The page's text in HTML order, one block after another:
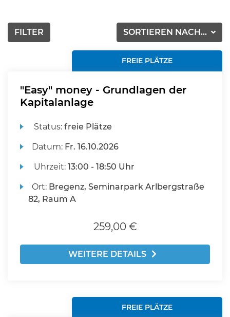
SORTIEREN NACH...
FILTER
FREIE PLÄTZE
"Easy" money - Grundlagen der
Kapitalanlage
Status:freie Plätze
Datum: Fr. 16.10.2026
Uhrzeit:13:00 - 18:50 Uhr
Ort: Bregenz, Seminarpark Arlbergstraße
82, Raum A
259,00 €
WEITERE DETAILS
FREIE PLÄTZE